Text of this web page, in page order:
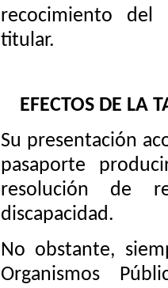
recocimiento del
titular.
EFECTOS DE LA
Su presentación
pasaporte
resolución de
discapacidad.
No obstante,
Organismos